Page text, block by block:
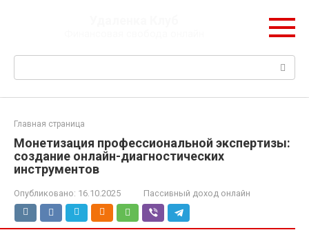
Поиск:
Главная страница
Монетизация профессиональной экспертизы:
создание онлайн-диагностических
инструментов
Опубликовано: 16.10.2025 Пассивный доход онлайн